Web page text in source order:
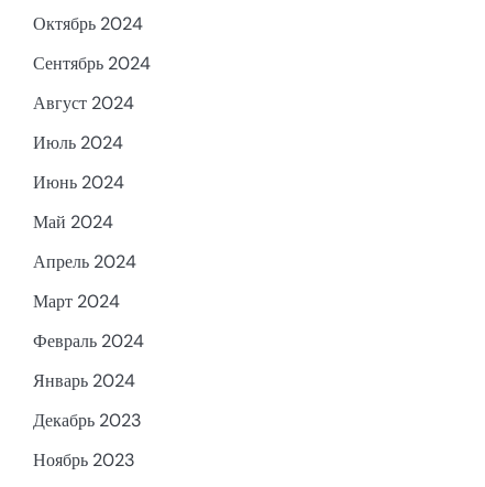
Октябрь 2024
Сентябрь 2024
Август 2024
Июль 2024
Июнь 2024
Май 2024
Апрель 2024
Март 2024
Февраль 2024
Январь 2024
Декабрь 2023
Ноябрь 2023